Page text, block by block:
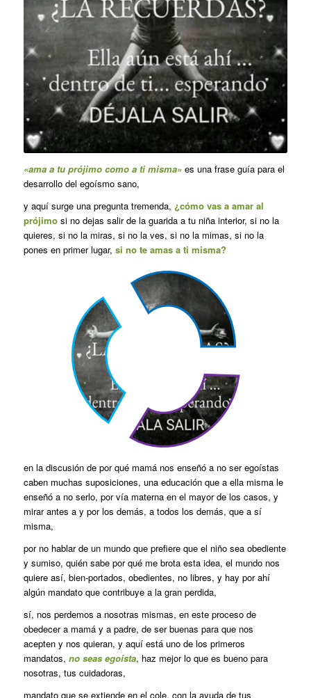
«ama a tu prójimo como a ti misma» es una frase guía para el
desarrollo del egoísmo sano,
y aquí surge una pregunta tremenda, ¿cómo vas a amar al
prójimosi no dejas salir de la guarida a tu niña interior, si no la
quieres, si no la miras, si no la ves, si no la mimas, si no la
pones en primer lugar, si no te amas a ti misma?
en la discusión de por qué mamá nos enseñó a no ser egoístas
caben muchas suposiciones, una educación que a ella misma le
enseñó a no serlo, por vía materna en el mayor de los casos, y
mirar antes a y por los demás, a todos los demás, que a sí
misma,
por no hablar de un mundo que prefiere que el niño sea obediente
y sumiso, quién sabe por qué me brota esta idea, el mundo nos
quiere así, bien-portados, obedientes, no libres, y hay por ahí
algún mandato que contribuye a la gran perdida,
sí, nos perdemos a nosotras mismas, en este proceso de
obedecer a mamá y a padre, de ser buenas para que nos
acepten y nos quieran, y aquí está uno de los primeros
mandatos, no seas egoísta, haz mejor lo que es bueno para
nosotras, tus cuidadoras,
mandato que se extiende en el cole, con la ayuda de tus